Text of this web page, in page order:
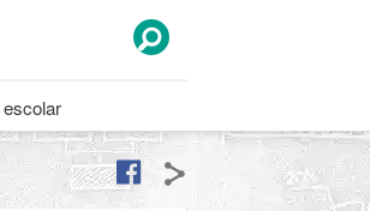
escolar